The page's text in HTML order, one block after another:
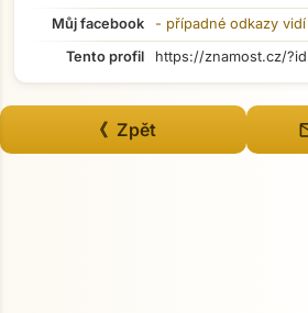
Můj facebook
- případné odkazy vidí
Tento profil
https://znamost.cz/
《 Zpět